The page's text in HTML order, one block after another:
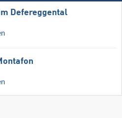
Defereggental